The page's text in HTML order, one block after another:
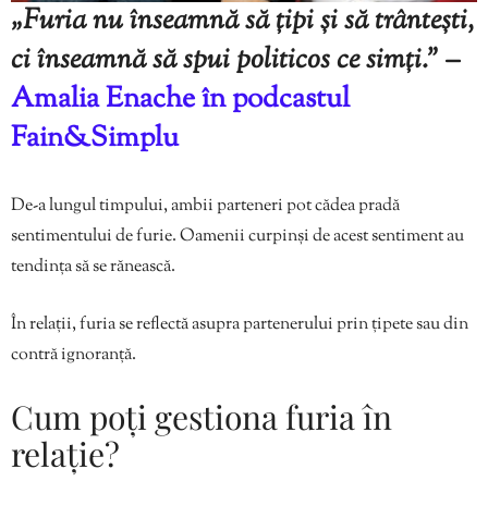
„Furia nu înseamnă să țipi și să trântești,
ci înseamnă să spui politicos ce simți.” –
Amalia Enache în podcastul
Fain&Simplu
De-a lungul timpului, ambii parteneri pot cădea pradă
sentimentului de furie. Oamenii curpinși de acest sentiment au
tendința să se rănească.
În relații, furia se reflectă asupra partenerului prin țipete sau din
contră ignoranță.
Cum poți gestiona furia în
relație?